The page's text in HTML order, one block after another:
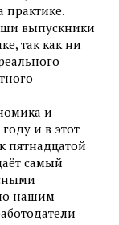
выпускники
так как ни
и
и в этот
пятнадцатой
самый
нашим